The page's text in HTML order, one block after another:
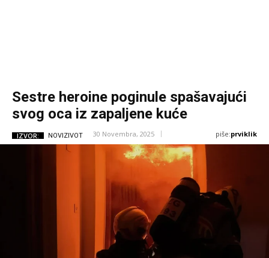
Sestre heroine poginule spašavajući
svog oca iz zapaljene kuće
IZVOR: NOVIZIVOT 30 Novembra, 2025 piše:prviklik